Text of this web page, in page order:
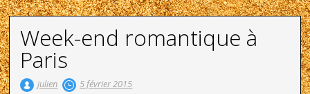
Week-end romantique à
Paris
julien 5 février 2015